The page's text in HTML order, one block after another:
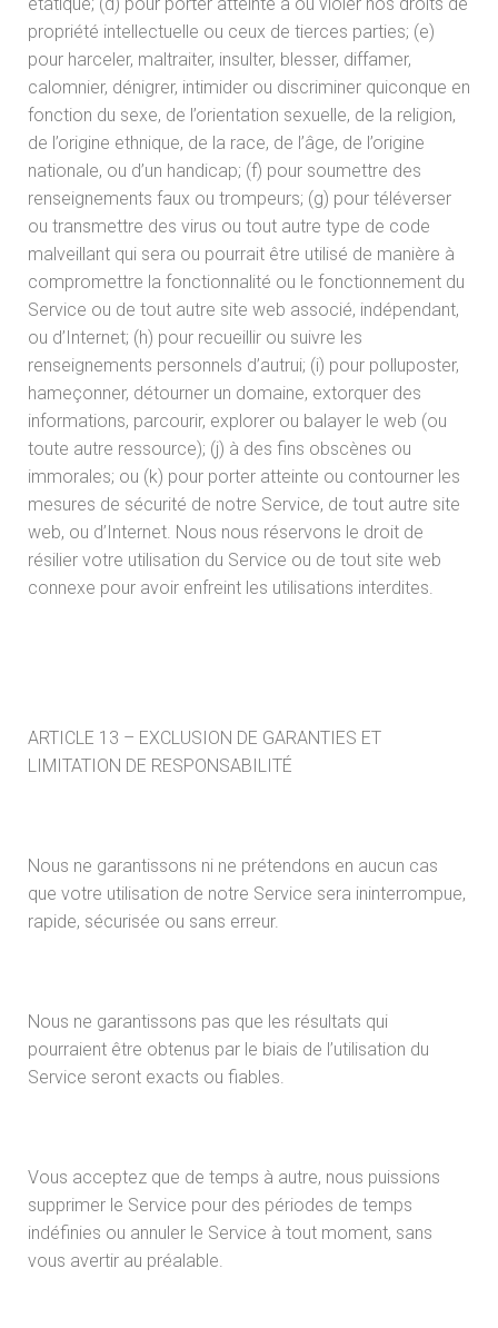
propriété intellectuelle ou ceux de tierces parties; (e)
pour harceler, maltraiter, insulter, blesser, diffamer,
calomnier, dénigrer, intimider ou discriminer quiconque en
fonction du sexe, de l’orientation sexuelle, de la religion,
de l’origine ethnique, de la race, de l’âge, de l’origine
nationale, ou d’un handicap; (f) pour soumettre des
renseignements faux ou trompeurs; (g) pour téléverser
ou transmettre des virus ou tout autre type de code
malveillant qui sera ou pourrait être utilisé de manière à
compromettre la fonctionnalité ou le fonctionnement du
Service ou de tout autre site web associé, indépendant,
ou d’Internet; (h) pour recueillir ou suivre les
renseignements personnels d’autrui; (i) pour polluposter,
hameçonner, détourner un domaine, extorquer des
informations, parcourir, explorer ou balayer le web (ou
toute autre ressource); (j) à des fins obscènes ou
immorales; ou (k) pour porter atteinte ou contourner les
mesures de sécurité de notre Service, de tout autre site
web, ou d’Internet. Nous nous réservons le droit de
résilier votre utilisation du Service ou de tout site web
connexe pour avoir enfreint les utilisations interdites.
ARTICLE 13 – EXCLUSION DE GARANTIES ET
LIMITATION DE RESPONSABILITÉ
Nous ne garantissons ni ne prétendons en aucun cas
que votre utilisation de notre Service sera ininterrompue,
rapide, sécurisée ou sans erreur.
Nous ne garantissons pas que les résultats qui
pourraient être obtenus par le biais de l’utilisation du
Service seront exacts ou fiables.
Vous acceptez que de temps à autre, nous puissions
supprimer le Service pour des périodes de temps
indéfinies ou annuler le Service à tout moment, sans
vous avertir au préalable.